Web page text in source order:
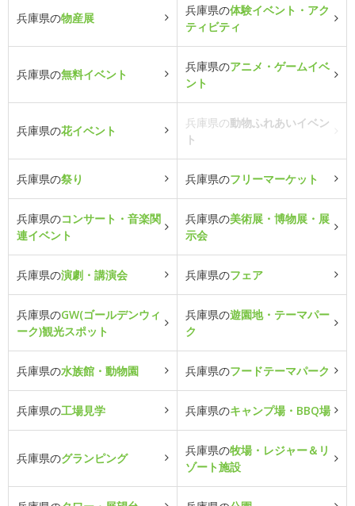
兵庫県の物産展
兵庫県の体験イベント・アク
ティビティ
兵庫県の無料イベント
兵庫県のアニメ・ゲームイベ
ント
兵庫県の花イベント
兵庫県の動物ふれあいイベン
ト
兵庫県の祭り 兵庫県のフリーマーケット
兵庫県のコンサート・音楽関
連イベント
兵庫県の美術展・博物展・展
示会
兵庫県の演劇・講演会 兵庫県のフェア
兵庫県のGW(ゴールデンウィ
ーク)観光スポット
兵庫県の遊園地・テーマパー
ク
兵庫県の水族館・動物園 兵庫県のフードテーマパーク
兵庫県の工場見学 兵庫県のキャンプ場・BBQ場
兵庫県のグランピング
兵庫県の牧場・レジャー＆リ
ゾート施設